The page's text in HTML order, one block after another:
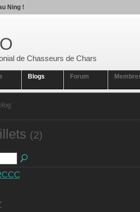
Ning !
de Chasseurs de Chars
Blogs Forum
(2)